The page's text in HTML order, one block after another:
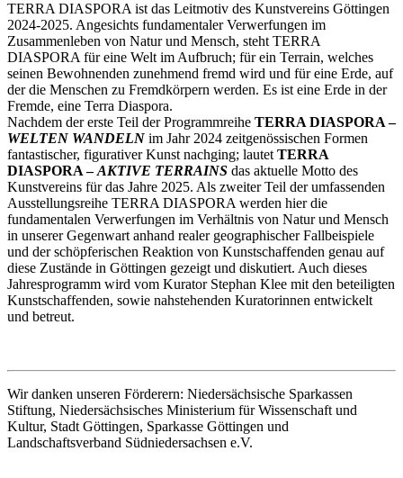
TERRA DIASPORA ist das Leitmotiv des Kunstvereins Göttingen
2024-2025. Angesichts fundamentaler Verwerfungen im
Zusammenleben von Natur und Mensch, steht TERRA
DIASPORA für eine Welt im Aufbruch; für ein Terrain, welches
seinen Bewohnenden zunehmend fremd wird und für eine Erde, auf
der die Menschen zu Fremdkörpern werden. Es ist eine Erde in der
Fremde, eine Terra Diaspora.
Nachdem der erste Teil der Programmreihe TERRA DIASPORA –
WELTEN WANDELN im Jahr 2024 zeitgenössischen Formen
fantastischer, figurativer Kunst nachging; lautet TERRA
DIASPORA –AKTIVE TERRAINS das aktuelle Motto des
Kunstvereins für das Jahre 2025. Als zweiter Teil der umfassenden
Ausstellungsreihe TERRA DIASPORA werden hier die
fundamentalen Verwerfungen im Verhältnis von Natur und Mensch
in unserer Gegenwart anhand realer geographischer Fallbeispiele
und der schöpferischen Reaktion von Kunstschaffenden genau auf
diese Zustände in Göttingen gezeigt und diskutiert. Auch dieses
Jahresprogramm wird vom Kurator Stephan Klee mit den beteiligten
Kunstschaffenden, sowie nahstehenden Kuratorinnen entwickelt
und betreut.
Wir danken unseren Förderern: Niedersächsische Sparkassen
Stiftung, Niedersächsisches Ministerium für Wissenschaft und
Kultur, Stadt Göttingen, Sparkasse Göttingen und
Landschaftsverband Südniedersachsen e.V.